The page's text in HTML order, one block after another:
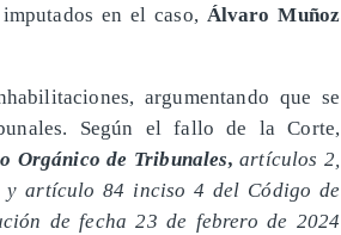
en el caso, Álvaro Muñoz
argumentando que se
Según el fallo de la Corte,
Orgánico de Tribunales, artículos 2,
artículo 84 inciso 4 del Código de
de fecha 23 de febrero de 2024